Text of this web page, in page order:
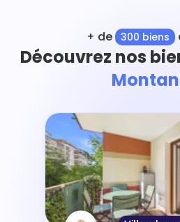
+ de 300 biens
Découvrez nos